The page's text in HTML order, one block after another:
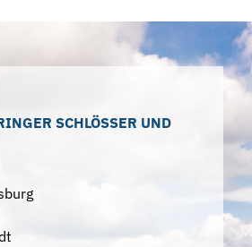
SCHLÖSSER UND